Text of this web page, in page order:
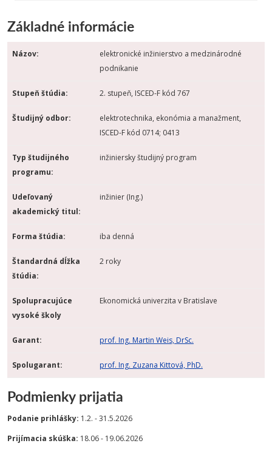
Základné informácie
Názov:
elektronické inžinierstvo a medzinárodné
podnikanie
Stupeň štúdia: 2. stupeň, ISCED-F kód 767
Študijný odbor:
elektrotechnika, ekonómia a manažment,
ISCED-F kód 0714; 0413
Typ študijného
programu:
inžiniersky študijný program
Udeľovaný
akademický titul:
inžinier (Ing.)
Forma štúdia: iba denná
Štandardná dĺžka
štúdia:
2 roky
Spolupracujúce
vysoké školy
Ekonomická univerzita v Bratislave
Garant: prof. Ing. Martin Weis, DrSc.
Spolugarant: prof. Ing. Zuzana Kittová, PhD.
Podmienky prijatia
Podanie prihlášky: 1.2. - 31.5.2026
Prijímacia skúška: 18.06 - 19.06.2026